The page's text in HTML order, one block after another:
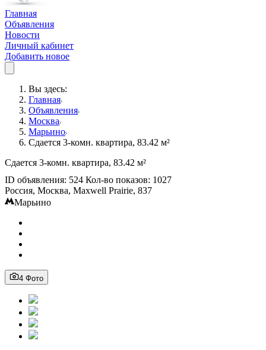
Главная
Объявления
Новости
Личный кабинет
Добавить новое
Вы здесь:
Главная
Объявления
Москва
Марьино
Сдается 3-комн. квартира, 83.42 м²
Сдается 3-комн. квартира, 83.42 м²
ID объявления: 524 Кол-во показов: 1027
Россия, Москва, Maxwell Prairie, 837
Марьино
4 Фото